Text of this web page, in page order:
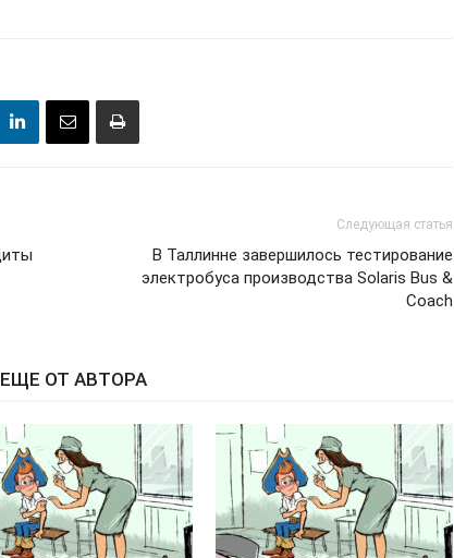
Следующая статья
В Таллинне завершилось тестирование
электробуса производства Solaris Bus &
Coach
ЕЩЕ ОТ АВТОРА